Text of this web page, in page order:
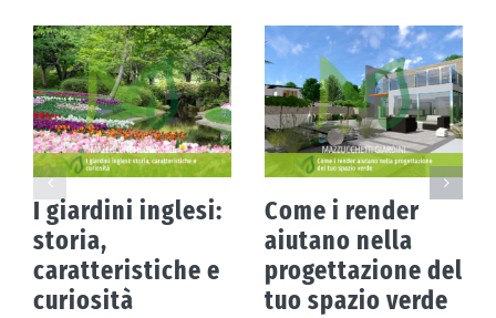
I giardini inglesi:
storia,
caratteristiche e
curiosità
Come i render
aiutano nella
progettazione del
tuo spazio verde